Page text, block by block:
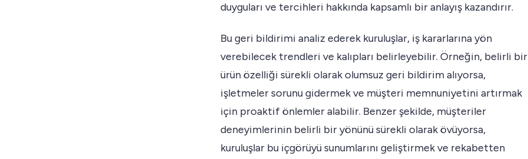
duyguları ve tercihleri hakkında kapsamlı bir anlayış kazandırır.
Bu geri bildirimi analiz ederek kuruluşlar, iş kararlarına yön
verebilecek trendleri ve kalıpları belirleyebilir. Örneğin, belirli bir
ürün özelliği sürekli olarak olumsuz geri bildirim alıyorsa,
işletmeler sorunu gidermek ve müşteri memnuniyetini artırmak
için proaktif önlemler alabilir. Benzer şekilde, müşteriler
deneyimlerinin belirli bir yönünü sürekli olarak övüyorsa,
kuruluşlar bu içgörüyü sunumlarını geliştirmek ve rekabetten